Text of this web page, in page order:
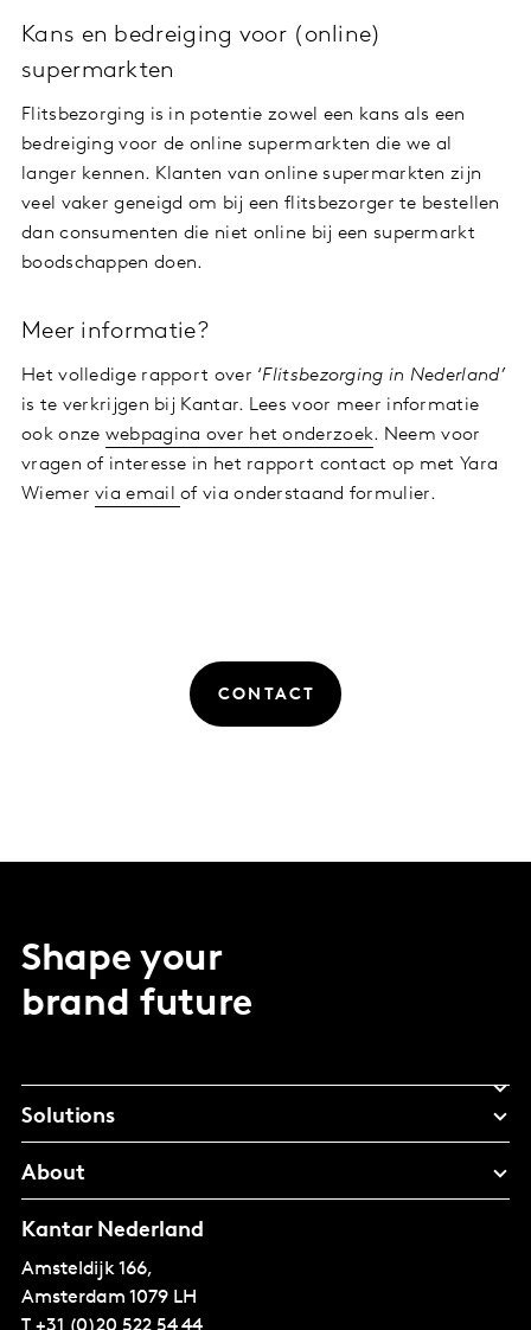
Kans en bedreiging voor (online)
supermarkten
Flitsbezorging is in potentie zowel een kans als een
bedreiging voor de online supermarkten die we al
langer kennen. Klanten van online supermarkten zijn
veel vaker geneigd om bij een flitsbezorger te bestellen
dan consumenten die niet online bij een supermarkt
boodschappen doen.
Meer informatie?
Het volledige rapport over ‘Flitsbezorging in Nederland’
is te verkrijgen bij Kantar. Lees voor meer informatie
ook onze webpagina over het onderzoek. Neem voor
vragen of interesse in het rapport contact op met Yara
Wiemervia emailof via onderstaand formulier.
CONTACT
Shape your
brand future
Solutions
About
Kantar Nederland
Amsteldijk 166,
Amsterdam 1079 LH
T +31 (0)20 522 54 44